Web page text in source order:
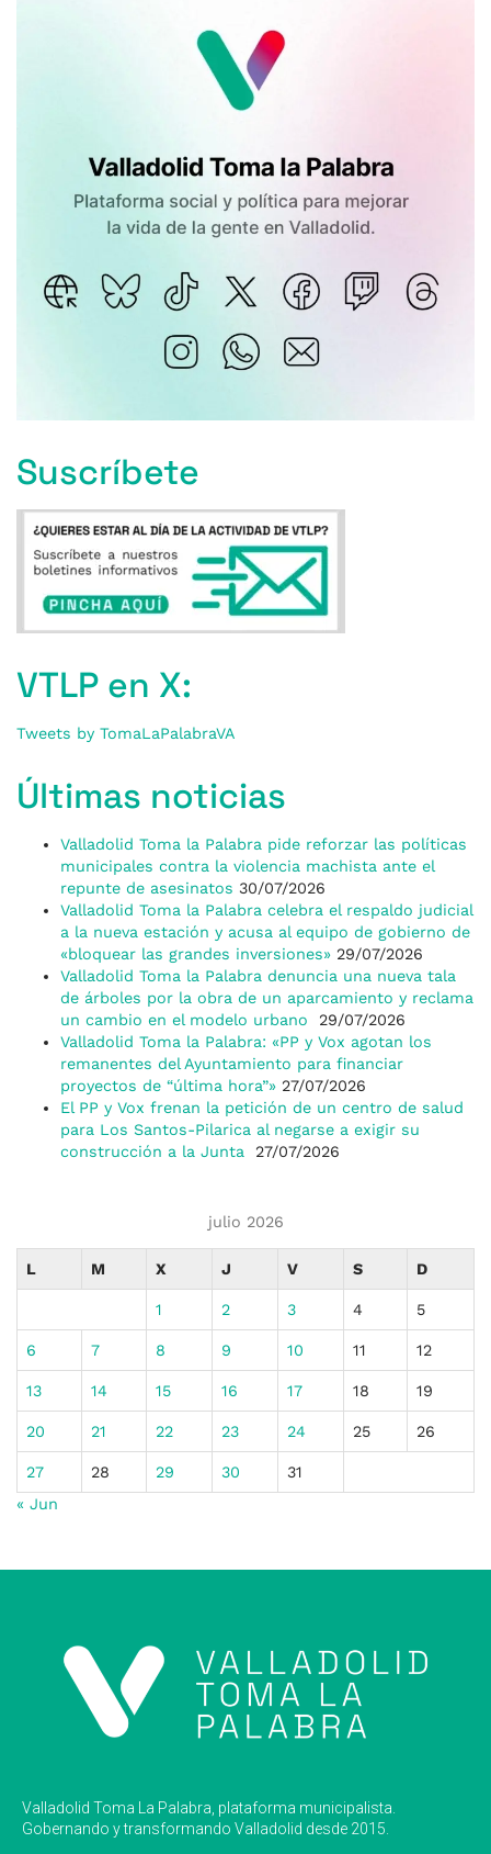
Suscríbete
VTLP en X:
Tweets by TomaLaPalabraVA
Últimas noticias
Valladolid Toma la Palabra pide reforzar las políticas
municipales contra la violencia machista ante el
repunte de asesinatos 30/07/2026
Valladolid Toma la Palabra celebra el respaldo judicial
a la nueva estación y acusa al equipo de gobierno de
«bloquear las grandes inversiones» 29/07/2026
Valladolid Toma la Palabra denuncia una nueva tala
de árboles por la obra de un aparcamiento y reclama
un cambio en el modelo urbano
29/07/2026
Valladolid Toma la Palabra: «PP y Vox agotan los
remanentes del Ayuntamiento para financiar
proyectos de “última hora”» 27/07/2026
El PP y Vox frenan la petición de un centro de salud
para Los Santos-Pilarica al negarse a exigir su
construcción a la Junta
27/07/2026
julio 2026
L M X J V S D
1 2 3 4 5
6 7 8 9 10 11 12
13 14 15 16 17 18 19
20 21 22 23 24 25 26
27 28 29 30
31
« Jun
Valladolid Toma La Palabra, plataforma municipalista.
Gobernando y transformando Valladolid desde 2015.